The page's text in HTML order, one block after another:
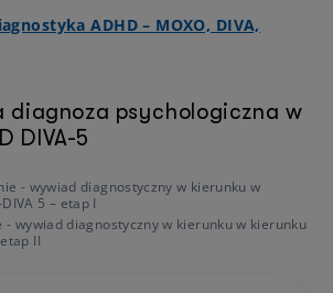
ADHD – MOXO, DIVA,
diagnoza psychologiczna w
DIVA-5
- wywiad diagnostyczny w kierunku w
5 – etap I
- wywiad diagnostyczny w kierunku w kierunku
II